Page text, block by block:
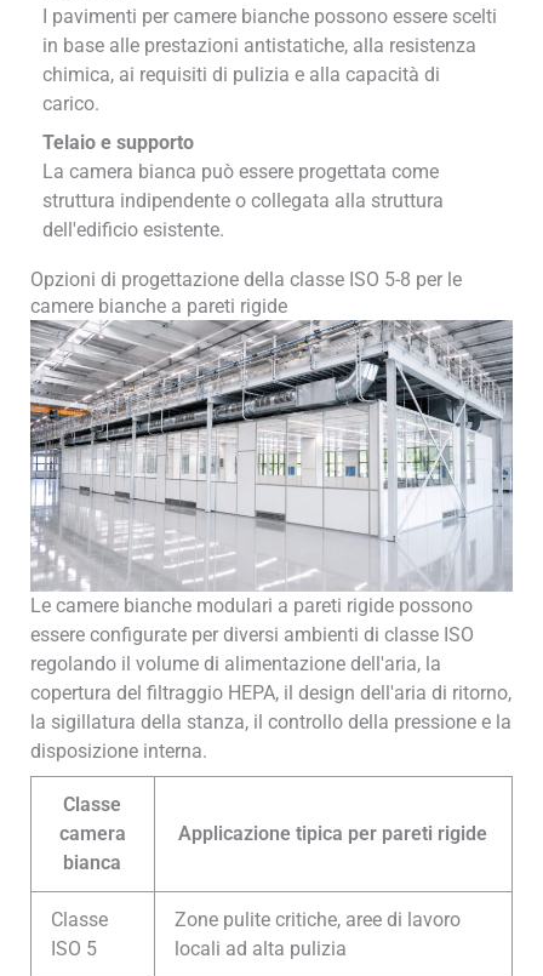
I pavimenti per camere bianche possono essere scelti
in base alle prestazioni antistatiche, alla resistenza
chimica, ai requisiti di pulizia e alla capacità di
carico.
Telaio e supporto
La camera bianca può essere progettata come
struttura indipendente o collegata alla struttura
dell'edificio esistente.
Opzioni di progettazione della classe ISO 5-8 per le
camere bianche a pareti rigide
Le camere bianche modulari a pareti rigide possono
essere configurate per diversi ambienti di classe ISO
regolando il volume di alimentazione dell'aria, la
copertura del filtraggio HEPA, il design dell'aria di ritorno,
la sigillatura della stanza, il controllo della pressione e la
disposizione interna.
Classe
camera
bianca
Applicazione tipica per pareti rigide
Classe
ISO 5
Zone pulite critiche, aree di lavoro
locali ad alta pulizia